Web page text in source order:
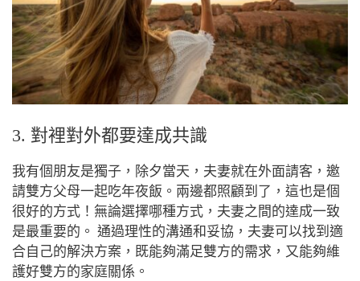
3. 對裡對外都要達成共識
我有個朋友是獨子， 除夕當天，夫妻就在外面請客，邀
請雙方父母一起吃年夜飯。 兩邊都照顧到了，這也是個
很好的方式！ 無論選擇哪種方式，夫妻之間的達成一致
是最重要的。 通過理性的溝通和妥協，夫妻可以找到適
合自己的解決方案，既能夠滿足雙方的需求，又能夠維
護好雙方的家庭關係。